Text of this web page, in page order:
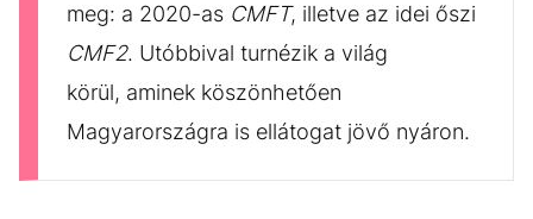
meg: a 2020-as CMFT, illetve az idei őszi
CMF2. Utóbbival turnézik a világ
körül, aminek köszönhetően
Magyarországra is ellátogat jövő nyáron.